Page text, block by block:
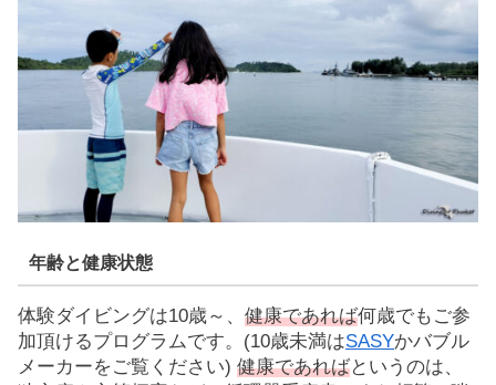
年齢と健康状態
体験ダイビングは10歳～、 健康であれば何歳でもご参
加頂けるプログラムです。(10歳未満はSASYかバブル
メーカーをご覧ください) 健康であればというのは、